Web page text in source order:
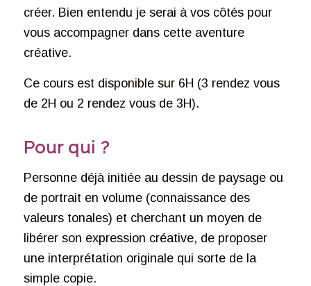
créer. Bien entendu je serai à vos côtés pour
vous accompagner dans cette aventure
créative.
Ce cours est disponible sur 6H (3 rendez vous
de 2H ou 2 rendez vous de 3H).
Pour qui ?
Personne déjà initiée au dessin de paysage ou
de portrait en volume (connaissance des
valeurs tonales) et cherchant un moyen de
libérer son expression créative, de proposer
une interprétation originale qui sorte de la
simple copie.